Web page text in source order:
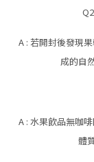
A : 若開封後發現
成的自
A : 水果飲品無咖
體